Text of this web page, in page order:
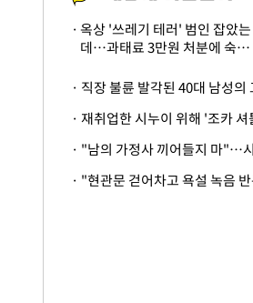
옥상 '쓰레기 테러' 범인 잡았는
데…과태료 3만원 처분에 숙박업